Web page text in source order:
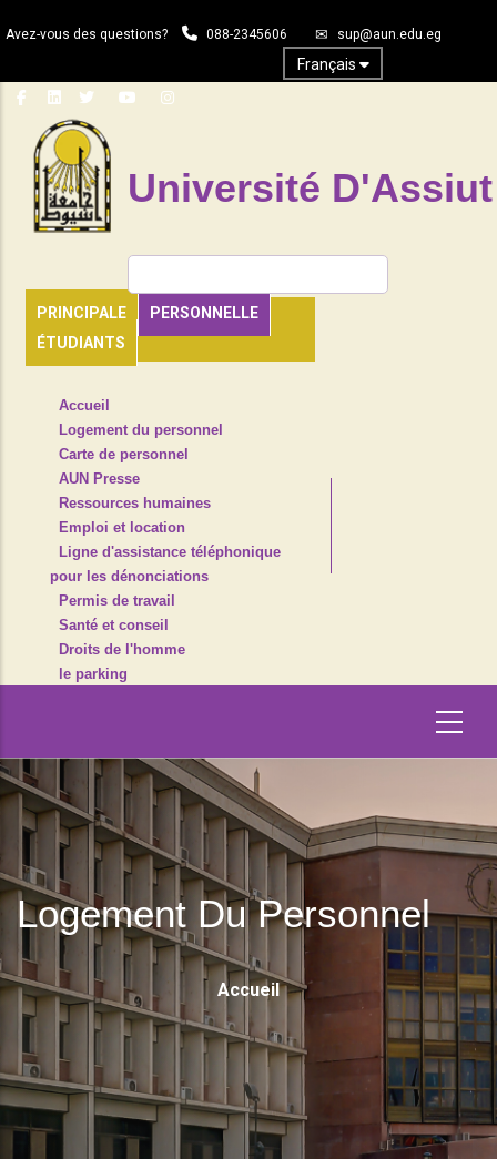
au
principal
Avez-vous des questions? 088-2345606 sup@aun.edu.eg
Français
Université D'Assiut
PRINCIPALE
PERSONNELLE
ÉTUDIANTS
HEADER
NAVIGATION
Accueil
Logement du personnel
Carte de personnel
AUN Presse
Ressources humaines
Emploi et location
Ligne d'assistance téléphonique
pour les dénonciations
Permis de travail
Santé et conseil
Droits de l'homme
le parking
Logement Du Personnel
Fil
D'Ariane
Accueil